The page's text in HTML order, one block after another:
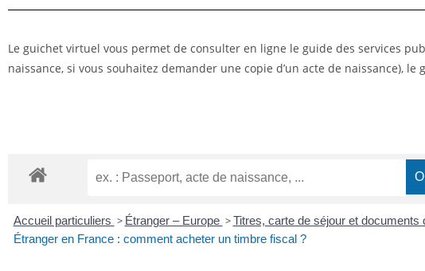
Le guichet virtuel vous permet de consulter en ligne le guide des services
naissance, si vous souhaitez demander une copie d’un acte de naissance),
Accueil particuliers > Étranger – Europe > Titres, carte de séjour et
Étranger en France : comment acheter un timbre fiscal ?